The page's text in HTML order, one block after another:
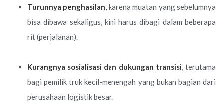
Turunnya penghasilan, karena muatan yang sebelumnya
bisa dibawa sekaligus, kini harus dibagi dalam beberapa
rit (perjalanan).
Kurangnya sosialisasi dan dukungan transisi, terutama
bagi pemilik truk kecil-menengah yang bukan bagian dari
perusahaan logistik besar.